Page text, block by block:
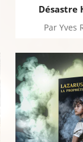
Désastre
Par Yves